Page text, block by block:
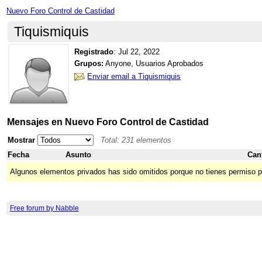
Nuevo Foro Control de Castidad
Tiquismiquis
Registrado:Jul 22, 2022
Grupos: Anyone, Usuarios Aprobados
Enviar email a Tiquismiquis
Mensajes en Nuevo Foro Control de Castidad
Mostrar
Total: 231 elementos
Fecha
Asunto
Algunos elementos privados has sido omitidos porque no tienes permiso
Free forum by Nabble